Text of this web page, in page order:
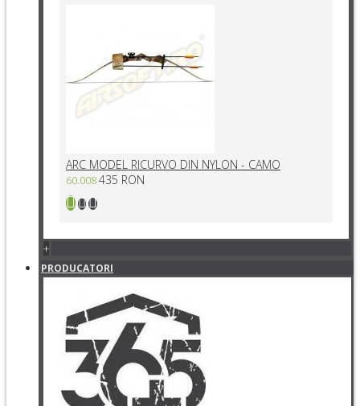
ARC MODEL RICURVO DIN NYLON - CAMO
60.008435 RON
+
PRODUCATORI